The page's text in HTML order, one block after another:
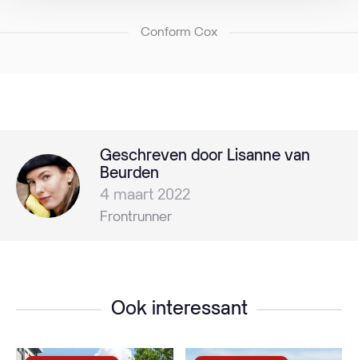
Conform Cox
Geschreven door Lisanne van
Beurden
4 maart 2022
Frontrunner
Ook interessant